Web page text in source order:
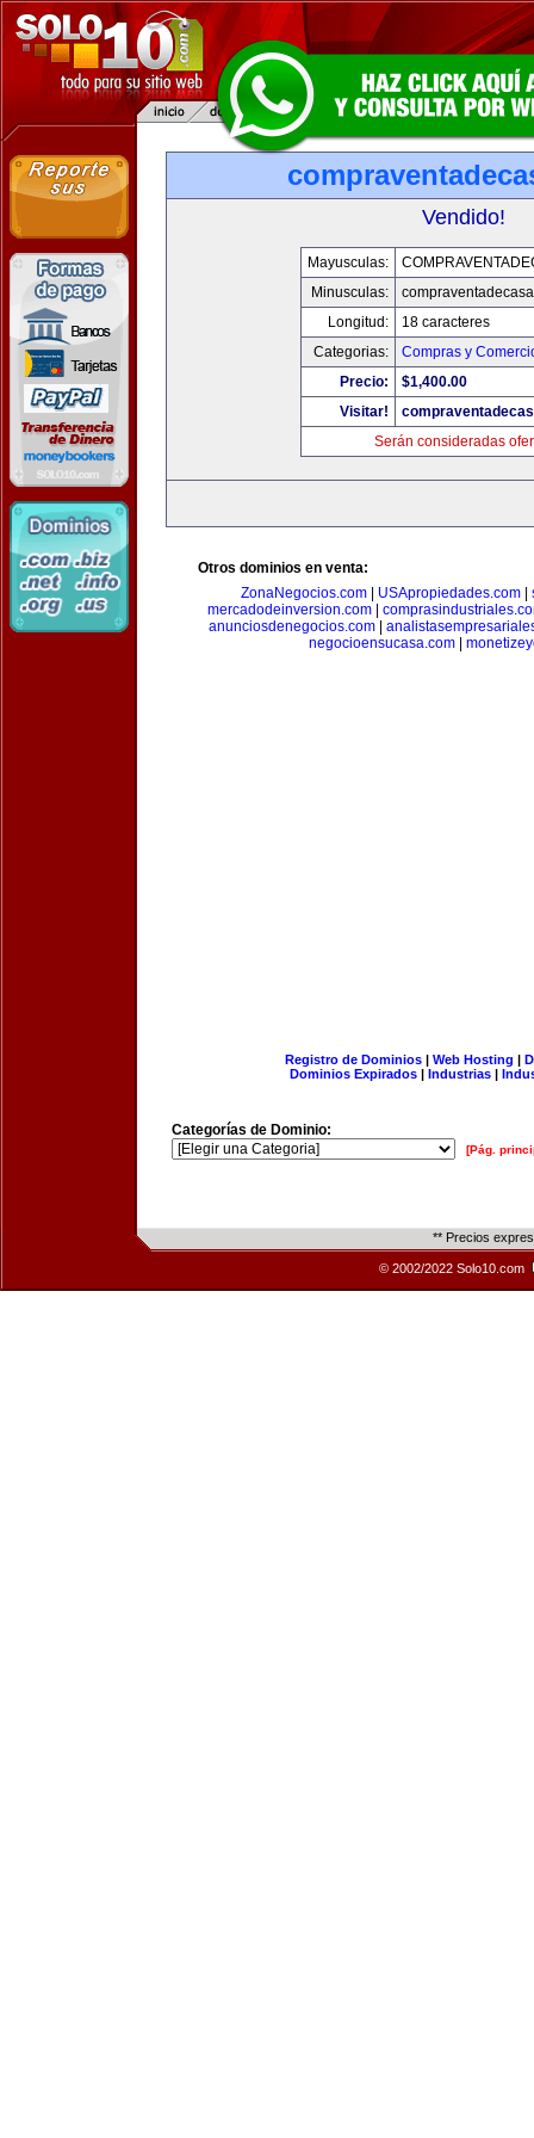
Vendido!
Mayusculas:
Minusculas:
Longitud:
18 caracteres
Categorias:
Compras y
Precio:
$1,400.00
Visitar!
Serán consideradas
Otros dominios en venta:
ZonaNegocios.com| USApropiedades.com|
mercadodeinversion.com
anunciosdenegocios.com|
negocioensucasa.com|
Registro de Dominios| Web Hosting |
Dominios Expirados | Industrias |
Categorías de Dominio:
[Pág.
** Precios
© 2002/2022 Solo10.com